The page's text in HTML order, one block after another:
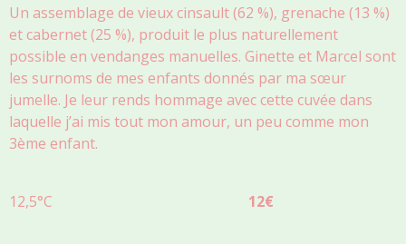
Un assemblage de vieux cinsault (62 %), grenache (13 %)
et cabernet (25 %), produit le plus naturellement
possible en vendanges manuelles. Ginette et Marcel sont
les surnoms de mes enfants donnés par ma sœur
jumelle. Je leur rends hommage avec cette cuvée dans
laquelle j’ai mis tout mon amour, un peu comme mon
3ème enfant.
12,5°C 12€